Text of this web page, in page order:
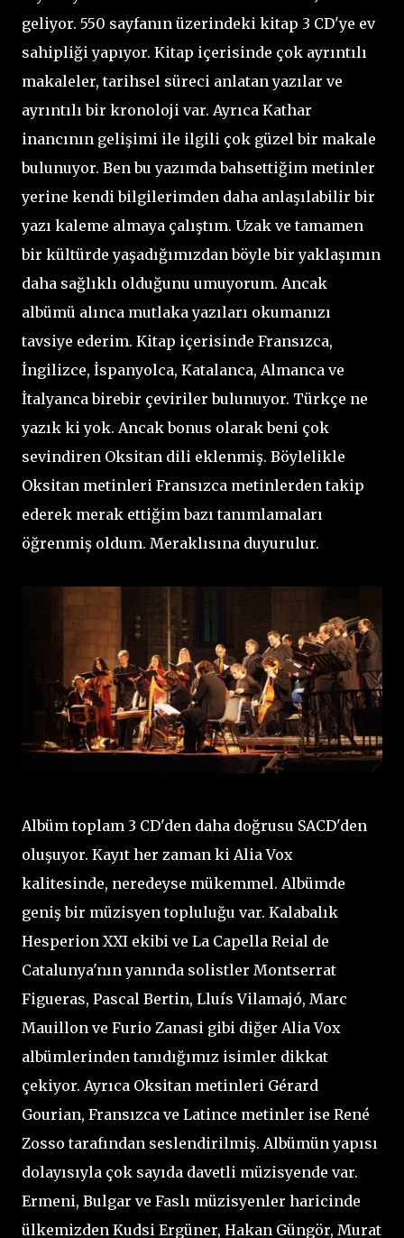
geliyor. 550 sayfanın üzerindeki kitap 3 CD'ye ev
sahipliği yapıyor. Kitap içerisinde çok ayrıntılı
makaleler, tarihsel süreci anlatan yazılar ve
ayrıntılı bir kronoloji var. Ayrıca Kathar
inancının gelişimi ile ilgili çok güzel bir makale
bulunuyor. Ben bu yazımda bahsettiğim metinler
yerine kendi bilgilerimden daha anlaşılabilir bir
yazı kaleme almaya çalıştım. Uzak ve tamamen
bir kültürde yaşadığımızdan böyle bir yaklaşımın
daha sağlıklı olduğunu umuyorum. Ancak
albümü alınca mutlaka yazıları okumanızı
tavsiye ederim. Kitap içerisinde Fransızca,
İngilizce, İspanyolca, Katalanca, Almanca ve
İtalyanca birebir çeviriler bulunuyor. Türkçe ne
yazık ki yok. Ancak bonus olarak beni çok
sevindiren Oksitan dili eklenmiş. Böylelikle
Oksitan metinleri Fransızca metinlerden takip
ederek merak ettiğim bazı tanımlamaları
öğrenmiş oldum. Meraklısına duyurulur.
Albüm toplam 3 CD'den daha doğrusu SACD'den
oluşuyor. Kayıt her zaman ki Alia Vox
kalitesinde, neredeyse mükemmel. Albümde
geniş bir müzisyen topluluğu var. Kalabalık
Hesperion XXI ekibi ve La Capella Reial de
Catalunya'nın yanında solistler Montserrat
Figueras, Pascal Bertin, Lluís Vilamajó, Marc
Mauillon ve Furio Zanasi gibi diğer Alia Vox
albümlerinden tanıdığımız isimler dikkat
çekiyor. Ayrıca Oksitan metinleri Gérard
Gourian, Fransızca ve Latince metinler ise René
Zosso tarafından seslendirilmiş. Albümün yapısı
dolayısıyla çok sayıda davetli müzisyende var.
Ermeni, Bulgar ve Faslı müzisyenler haricinde
ülkemizden Kudsi Ergüner, Hakan Güngör, Murat